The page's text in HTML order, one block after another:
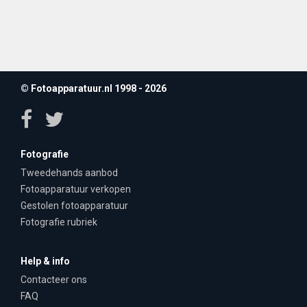
© Fotoapparatuur.nl 1998 - 2026
Fotografie
Tweedehands aanbod
Fotoapparatuur verkopen
Gestolen fotoapparatuur
Fotografie rubriek
Help & info
Contacteer ons
FAQ